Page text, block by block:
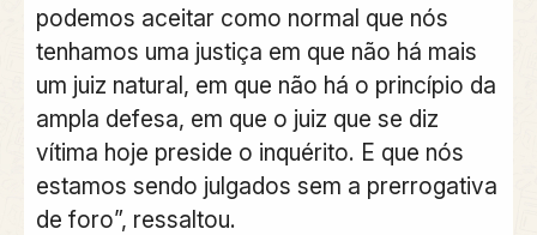
podemos aceitar como normal que nós
tenhamos uma justiça em que não há mais
um juiz natural, em que não há o princípio da
ampla defesa, em que o juiz que se diz
vítima hoje preside o inquérito. E que nós
estamos sendo julgados sem a prerrogativa
de foro”, ressaltou.